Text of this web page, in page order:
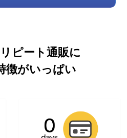
ピート通販に
徴がいっぱい